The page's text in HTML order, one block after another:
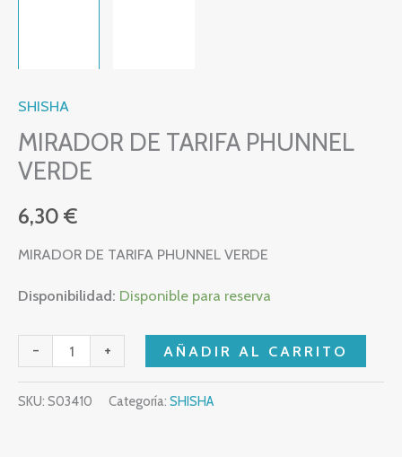
SHISHA
MIRADOR DE TARIFA PHUNNEL
VERDE
6,30 €
MIRADOR DE TARIFA PHUNNEL VERDE
Disponibilidad: Disponible para reserva
- + AÑADIR AL CARRITO
SKU: S03410 Categoría: SHISHA